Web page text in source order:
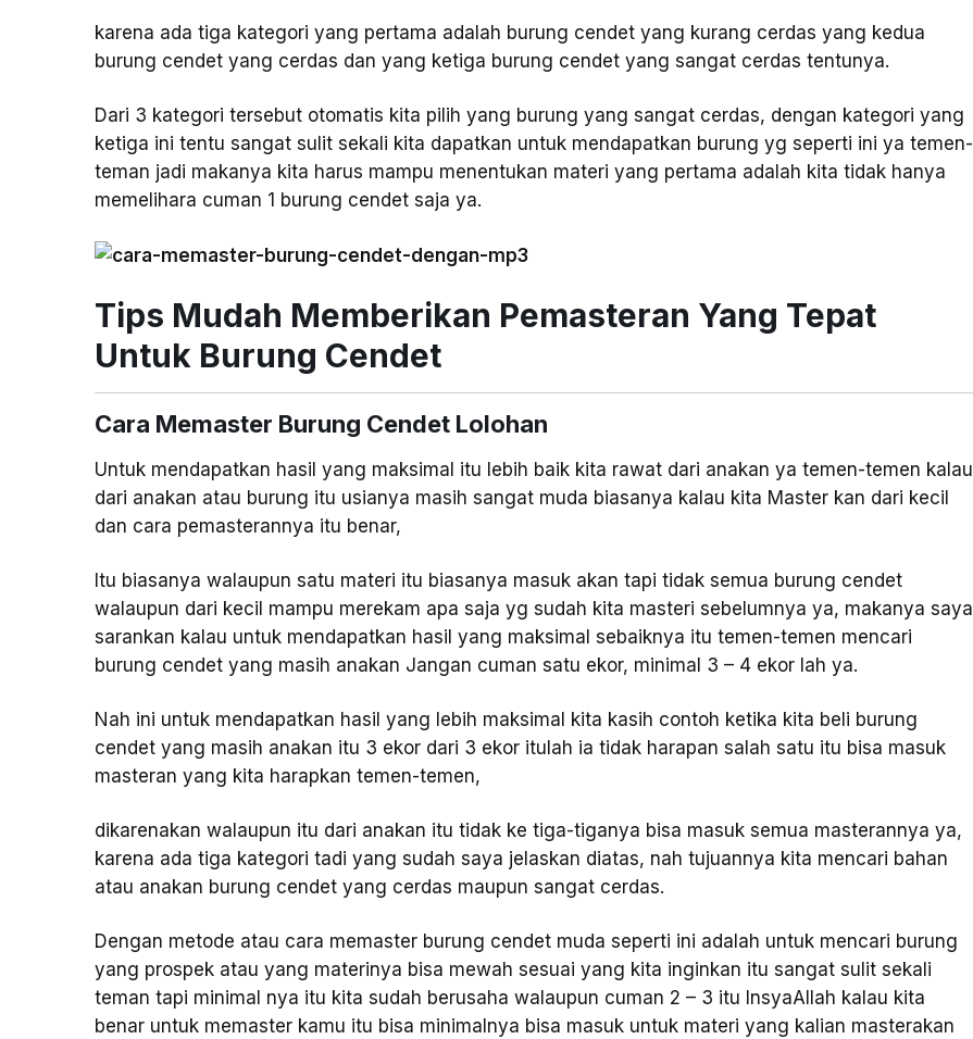
karena ada tiga kategori yang pertama adalah burung cendet yang kurang cerdas yang kedua
burung cendet yang cerdas dan yang ketiga burung cendet yang sangat cerdas tentunya.
Dari 3 kategori tersebut otomatis kita pilih yang burung yang sangat cerdas, dengan kategori yang
ketiga ini tentu sangat sulit sekali kita dapatkan untuk mendapatkan burung yg seperti ini ya temen-
teman jadi makanya kita harus mampu menentukan materi yang pertama adalah kita tidak hanya
memelihara cuman 1 burung cendet saja ya.
Tips Mudah Memberikan Pemasteran Yang Tepat
Untuk Burung Cendet
Cara Memaster Burung Cendet Lolohan
Untuk mendapatkan hasil yang maksimal itu lebih baik kita rawat dari anakan ya temen-temen kalau
dari anakan atau burung itu usianya masih sangat muda biasanya kalau kita Master kan dari kecil
dan cara pemasterannya itu benar,
Itu biasanya walaupun satu materi itu biasanya masuk akan tapi tidak semua burung cendet
walaupun dari kecil mampu merekam apa saja yg sudah kita masteri sebelumnya ya, makanya saya
sarankan kalau untuk mendapatkan hasil yang maksimal sebaiknya itu temen-temen mencari
burung cendet yang masih anakan Jangan cuman satu ekor, minimal 3 – 4 ekor lah ya.
Nah ini untuk mendapatkan hasil yang lebih maksimal kita kasih contoh ketika kita beli burung
cendet yang masih anakan itu 3 ekor dari 3 ekor itulah ia tidak harapan salah satu itu bisa masuk
masteran yang kita harapkan temen-temen,
dikarenakan walaupun itu dari anakan itu tidak ke tiga-tiganya bisa masuk semua masterannya ya,
karena ada tiga kategori tadi yang sudah saya jelaskan diatas, nah tujuannya kita mencari bahan
atau anakan burung cendet yang cerdas maupun sangat cerdas.
Dengan metode atau cara memaster burung cendet muda seperti ini adalah untuk mencari burung
yang prospek atau yang materinya bisa mewah sesuai yang kita inginkan itu sangat sulit sekali
teman tapi minimal nya itu kita sudah berusaha walaupun cuman 2 – 3 itu InsyaAllah kalau kita
benar untuk memaster kamu itu bisa minimalnya bisa masuk untuk materi yang kalian masterakan